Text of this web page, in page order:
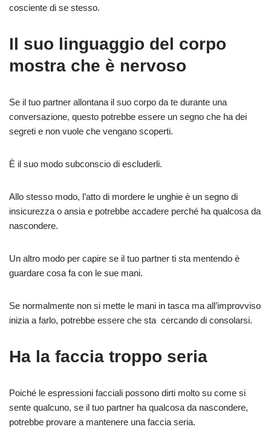
cosciente di se stesso.
Il suo linguaggio del corpo
mostra che è nervoso
Se il tuo partner allontana il suo corpo da te durante una
conversazione, questo potrebbe essere un segno che ha dei
segreti e non vuole che vengano scoperti.
È il suo modo subconscio di escluderli.
Allo stesso modo, l’atto di mordere le unghie è un segno di
insicurezza o ansia e potrebbe accadere perché ha qualcosa da
nascondere.
Un altro modo per capire se il tuo partner ti sta mentendo è
guardare cosa fa con le sue mani.
Se normalmente non si mette le mani in tasca ma all’improvviso
inizia a farlo, potrebbe essere che sta cercando di consolarsi.
Ha la faccia troppo seria
Poiché le espressioni facciali possono dirti molto su come si
sente qualcuno, se il tuo partner ha qualcosa da nascondere,
potrebbe provare a mantenere una faccia seria.